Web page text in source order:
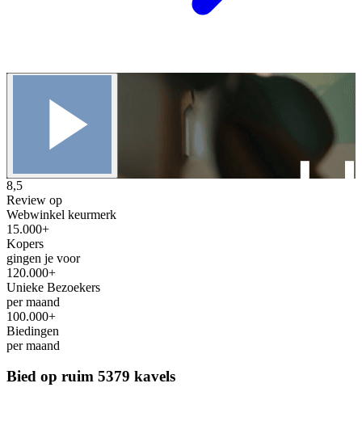
8,5
Review op
Webwinkel keurmerk
15.000+
Kopers
gingen je voor
120.000+
Unieke Bezoekers
per maand
100.000+
Biedingen
per maand
Bied op ruim 5379 kavels